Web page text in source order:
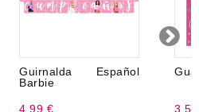
Guirnalda Español
Barbie
4,99 €